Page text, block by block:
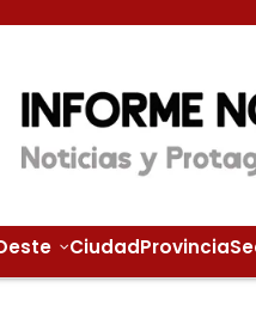
CiudadProvincia